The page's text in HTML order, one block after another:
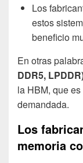
Los
estos
beneficio
En otras
DDR5,
la HBM, que
demandada.
Los
memoria